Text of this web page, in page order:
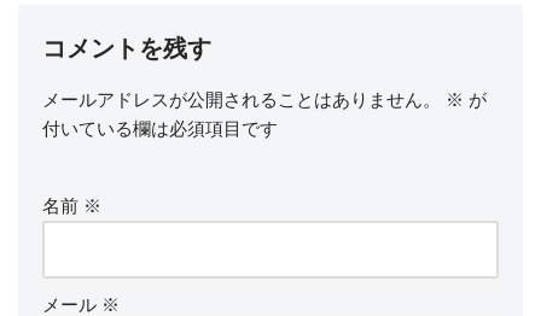
b
o
o
コメントを残す
メールアドレスが公開されることはありません。 ※ が
付いている欄は必須項目です
名前 ※
メール ※